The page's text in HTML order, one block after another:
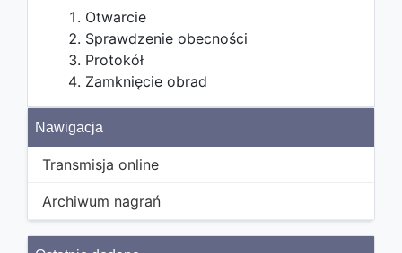
Otwarcie
Sprawdzenie obecności
Protokół
Zamknięcie obrad
Nawigacja
Transmisja online
Archiwum nagrań